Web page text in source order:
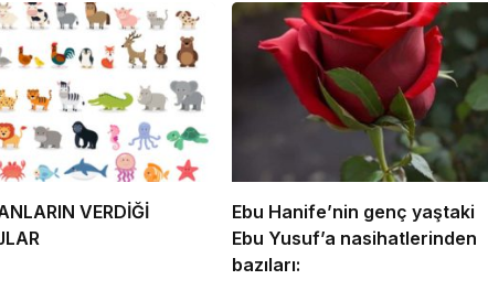
VERDİĞİ
Ebu Hanife’nin genç yaştaki
Ebu Yusuf’a nasihatlerinden
bazıları: